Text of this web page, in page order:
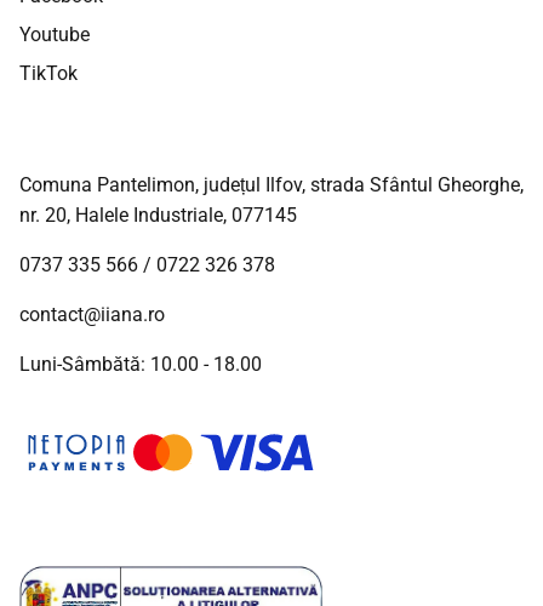
Youtube
TikTok
Comuna Pantelimon, județul Ilfov, strada Sfântul Gheorghe,
nr. 20, Halele Industriale, 077145
0737 335 566 / 0722 326 378
contact@iiana.ro
Luni-Sâmbătă: 10.00 - 18.00